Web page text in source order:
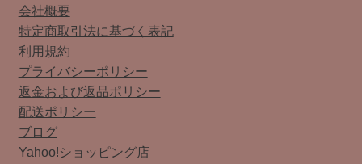
会社概要
特定商取引法に基づく表記
利用規約
プライバシーポリシー
返金および返品ポリシー
配送ポリシー
ブログ
Yahoo!ショッピング店